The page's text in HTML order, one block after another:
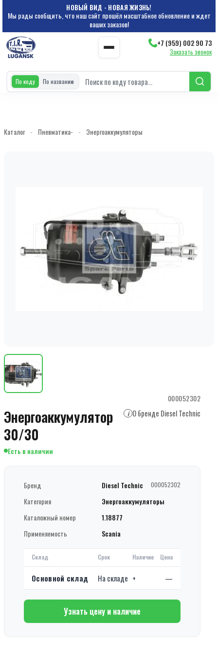
НОВЫЙ ВИД - НОВАЯ ЖИЗНЬ!
Мы рады сообщить, что наш сайт прошёл масштабное обновление и ждет
ваших заказов!
+7 (959) 002 90 73
Заказать звонок
По коду По названию
Каталог - Пневматика- - Энергоаккумуляторы
000052302
Энергоаккумулятор
30/30
i О бренде Diesel Technic
Есть в наличии
Бренд Diesel Technic 000052302
Категория
Энергоаккумуляторы
Каталожный номер
1.18877
Применяемость
Scania
Склад Срок Наличие Цена
Основной склад На складе + —
Узнать цену и наличие